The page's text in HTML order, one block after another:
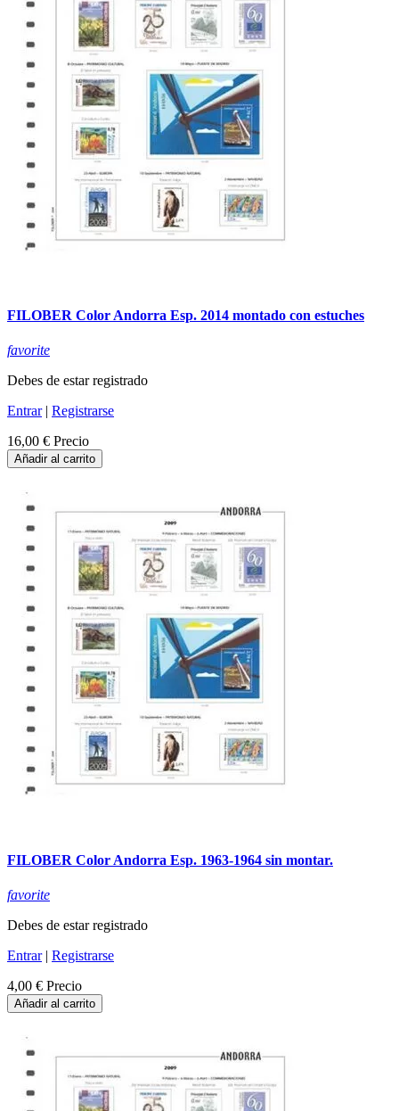
FILOBER Color Andorra Esp. 2014 montado con estuches
favorite
Debes de estar registrado
Entrar| Registrarse
16,00 € Precio
Añadir al carrito
FILOBER Color Andorra Esp. 1963-1964 sin montar.
favorite
Debes de estar registrado
Entrar| Registrarse
4,00 € Precio
Añadir al carrito